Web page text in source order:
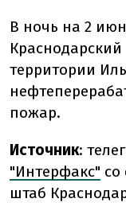
В ночь на 2
территории
пожар.
Источник:
"Интерфакс"
штаб